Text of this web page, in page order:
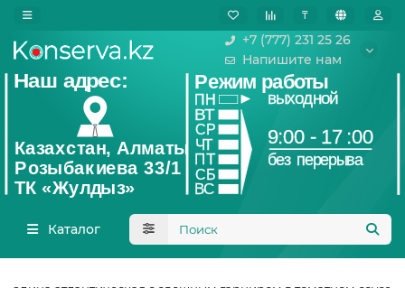
₸
+7 (777) 231 25 26
Напишите нам
Каталог